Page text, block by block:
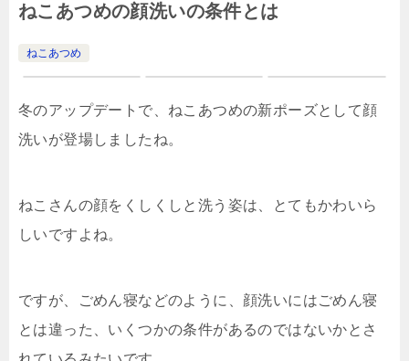
ねこあつめの顔洗いの条件とは
ねこあつめ
冬のアップデートで、ねこあつめの新ポーズとして顔
洗いが登場しましたね。
ねこさんの顔をくしくしと洗う姿は、とてもかわいら
しいですよね。
ですが、ごめん寝などのように、顔洗いにはごめん寝
とは違った、いくつかの条件があるのではないかとさ